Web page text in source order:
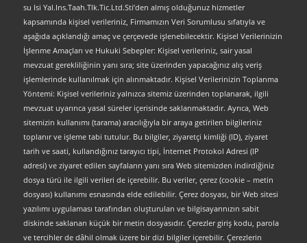
su Isi Yal.Ins.Taah.Tlk.Tic.Ltd.Sti’den almış olduğunuz hizmetler
kapsamında kişisel verileriniz, Firmamızın Veri Sorumlusu sıfatıyla ve
aşağıda açıklandığı amaç ve çerçevede işlenebilecektir. Kişisel Verilerinizin
İşlenme Amaçları ve Hukuki Sebepler: Kişisel verileriniz, sair yasal
mevzuat gerekliliğinin yanı sıra; site üzerinden yapacağınız alış veriş
işlemlerinde kullanılmak için alınmaktadır. Kişisel Verilerinizin Toplanma
Yöntemi: Kişisel verileriniz yalnızca sitemiz üzerinden toplanarak, ilgili
mevzuat uyarınca yasal süreler içerisinde saklanmaktadır. Ayrıca, Web
sitemizin kullanımı (tarama) aracılığıyla bir araya getirilen bilgileriniz
toplanır ve işleme tabi tutulur. Bu bilgiler, ziyaretçi kimliği (ID), ziyaret
tarih ve saati, kullandığınız tarayıcı tipi, İnternet Protokol Adresi (IP
adresi) ve ziyaret edilen sayfaların yanı sıra Web sitemizden indirdiğiniz
dosya türü ile ilgili verileri de içerebilir. Bu veriler, çerez (cookie – metin
dosyası) kullanımı esnasında elde edilebilir. Çerez dosyası, bir Web sitesi
yazılımı uygulaması tarafından oluşturulan ve bilgisayarınızın sabit
diskinde saklanan küçük bir metin dosyasıdır. Çerezler giriş kodu, parola
ve tercihler de dâhil olmak üzere bir dizi bilgiler içerebilir. Çerezlerin